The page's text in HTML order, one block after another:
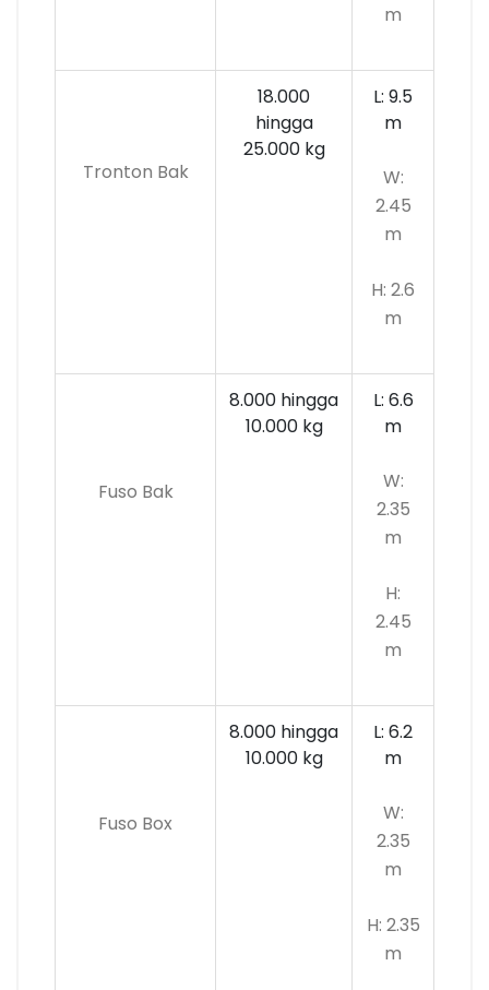
m
Tronton Bak
18.000
hingga
25.000 kg
L: 9.5
m
W:
2.45
m
H: 2.6
m
Fuso Bak
8.000 hingga
10.000kg
L: 6.6
m
W:
2.35
m
H:
2.45
m
Fuso Box
8.000 hingga
10.000 kg
L: 6.2
m
W:
2.35
m
H: 2.35
m